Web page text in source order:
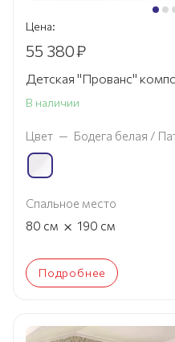
Цена:
55 380₽
Детская "Прованс"
В наличии
Цвет — Бодега белая /
Спальное место
80 см × 190 см
Подробнее